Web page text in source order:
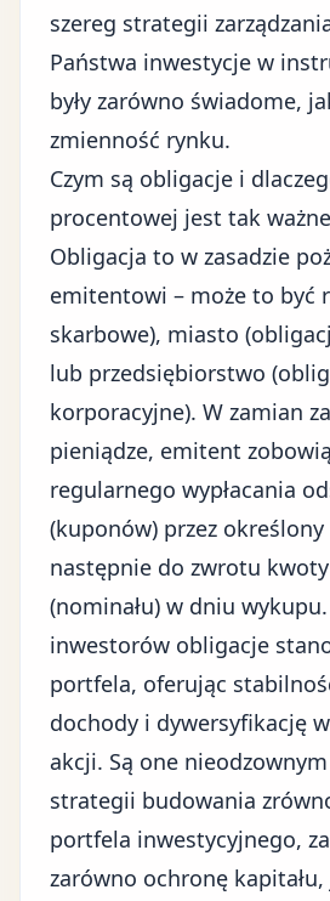
szereg strategii
Państwa inwestycje w
były zarówno świadome,
zmienność rynku.
Czym są obligacje i
procentowej jest tak
Obligacja to w zasadzie
emitentowi – może to być
skarbowe), miasto
lub przedsiębiorstwo
korporacyjne). W zamian
pieniądze, emitent
regularnego wypłacania
(kuponów) przez określony
następnie do zwrotu kwoty
(nominału) w dniu
inwestorów obligacje
portfela, oferując
dochody i dywersyfikację
akcji. Są one
strategii budowania
portfela inwestycyjnego,
zarówno ochronę